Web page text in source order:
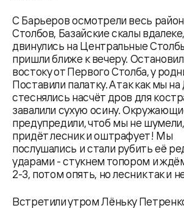
С Барьеров осмотрели весь
Столбов, Базайские скалы
двинулись на Центральные
пришли ближе к вечеру.
востоку от Первого Столба, у
Поставили палатку. А так как мы
стеснялись насчёт дров для
завалили сухую осину.
предупредили, чтоб мы не
придёт лесник и оштрафует! Мы
послушались и стали рубить её
ударами - стукнем топором и
2-3, потом опять, но лесник так и
Встретили утром Лёньку